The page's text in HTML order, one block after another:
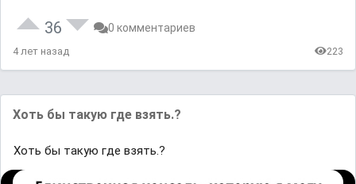
36 0 комментариев
4 лет назад 223
Хоть бы такую где взять.?
Хоть бы такую где взять.?